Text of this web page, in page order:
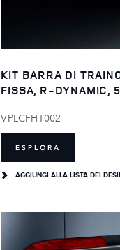
KIT BARRA DI
FISSA, R-DYNAMIC,
VPLCFHT002
ESPLORA
AGGIUNGI ALLA LISTA DEI